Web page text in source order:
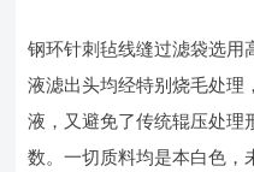
钢环针刺毡线缝过滤袋选用
液滤出头均经特别烧毛处理
液，又避免了传统辊压处理
数。一切质料均是本白色，